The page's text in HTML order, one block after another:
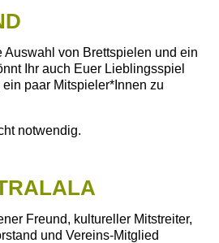
Auswahl von Brettspielen und ein
Ihr auch Euer Lieblingsspiel
paar Mitspieler*Innen zu
notwendig.
Freund, kultureller Mitstreiter,
und Vereins-Mitglied